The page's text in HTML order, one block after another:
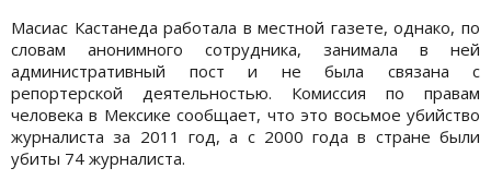
Масиас Кастанеда работала в местной газете, однако, по
словам анонимного сотрудника, занимала в ней
административный пост и не была связана с
репортерской деятельностью. Комиссия по правам
человека в Мексике сообщает, что это восьмое убийство
журналиста за 2011 год, а с 2000 года в стране были
убиты 74 журналиста.